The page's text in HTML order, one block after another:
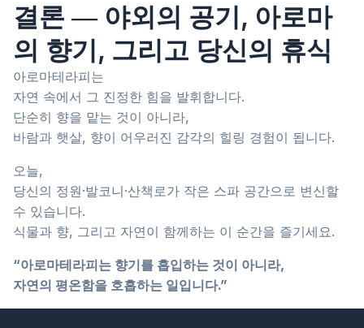
결론 ― 야외의 공기, 아로마
의 향기, 그리고 당신의 휴식
아로마테라피는
자연 속에서 그 진정한 힘을 발휘합니다.
단순히 향을 맡는 것이 아니라,
바람과 햇살, 향이 어우러진 감각의 힐링 경험이 됩니다.
오늘,
당신의 정원·발코니·산책로가 작은 스파 공간으로 변신할
수 있습니다.
식물과 향, 그리고 자연이 함께하는 이 순간을 즐기세요.
“아로마테라피는 향기를 흡입하는 것이 아니라,
자연의 평온함을 호흡하는 일입니다.”